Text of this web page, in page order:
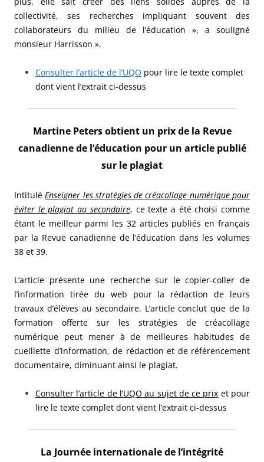
collectivité, ses recherches impliquant souvent des
collaborateurs du milieu de l’éducation », a souligné
monsieur Harrisson ».
Consulter l’article de l’UQO pour lire le texte complet
dont vient l’extrait ci-dessus
Martine Peters obtient un prix de la Revue
canadienne de l’éducation pour un article publié
sur le plagiat
IntituléEnseigner les stratégies de créacollage numérique pour
éviter le plagiat au secondaire, ce texte a été choisi comme
étant le meilleur parmi les 32 articles publiés en français
par la Revue canadienne de l’éducation dans les volumes
38 et 39.
L’article présente une recherche sur le copier-coller de
l’information tirée du web pour la rédaction de leurs
travaux d’élèves au secondaire. L’article conclut que de la
formation offerte sur les stratégies de créacollage
numérique peut mener à de meilleures habitudes de
cueillette d’information, de rédaction et de référencement
documentaire, diminuant ainsi le plagiat.
Consulter l’article de l’UQO au sujet de ce prix et pour
lire le texte complet dont vient l’extrait ci-dessus
La Journée internationale de l’intégrité